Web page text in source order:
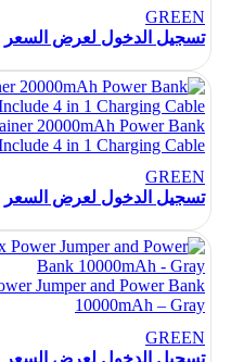
GREEN
تسجيل الدخول لعرض السعر
20000mAh Power Bank
4 in 1 Charging Cable-
GREEN
تسجيل الدخول لعرض السعر
Jumper and Power Bank
10000mAh – Gray
GREEN
تسجيل الدخول لعرض السعر